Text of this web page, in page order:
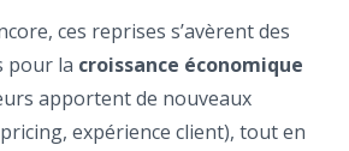
ces reprises s’avèrent des
pour la croissance économique
apportent de nouveaux
expérience client), tout en